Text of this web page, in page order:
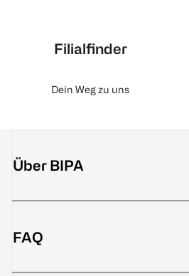
Filialfinder
Dein Weg zu uns
Über BIPA
FAQ